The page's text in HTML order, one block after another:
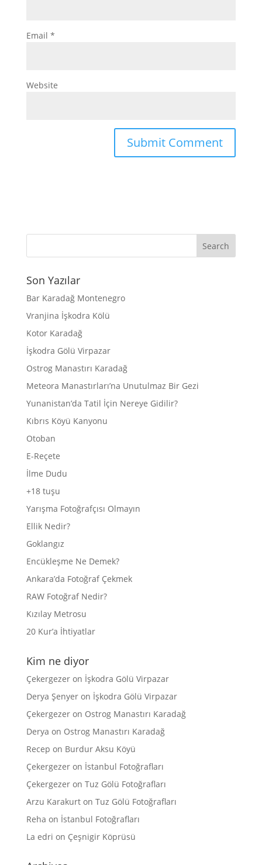
Email *
Website
Son Yazılar
Bar Karadağ Montenegro
Vranjina İşkodra Kölü
Kotor Karadağ
İşkodra Gölü Virpazar
Ostrog Manastırı Karadağ
Meteora Manastırları’na Unutulmaz Bir Gezi
Yunanistan’da Tatil İçin Nereye Gidilir?
Kıbrıs Köyü Kanyonu
Otoban
E-Reçete
İlme Dudu
+18 tuşu
Yarışma Fotoğrafçısı Olmayın
Ellik Nedir?
Goklangız
Encükleşme Ne Demek?
Ankara’da Fotoğraf Çekmek
RAW Fotoğraf Nedir?
Kızılay Metrosu
20 Kur’a İhtiyatlar
Kim ne diyor
Çekergezeron İşkodra Gölü Virpazar
Derya Şenyeron İşkodra Gölü Virpazar
Çekergezeron Ostrog Manastırı Karadağ
Derya on Ostrog Manastırı Karadağ
Recep on Burdur Aksu Köyü
Çekergezeron İstanbul Fotoğrafları
Çekergezeron Tuz Gölü Fotoğrafları
Arzu Karakurton Tuz Gölü Fotoğrafları
Reha on İstanbul Fotoğrafları
La edri on Çeşnigir Köprüsü